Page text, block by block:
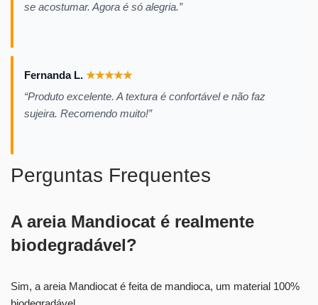
se acostumar. Agora é só alegria.”
Fernanda L. ★★★★★
“Produto excelente. A textura é confortável e não faz
sujeira. Recomendo muito!”
Perguntas Frequentes
A areia Mandiocat é realmente
biodegradável?
Sim, a areia Mandiocat é feita de mandioca, um material 100%